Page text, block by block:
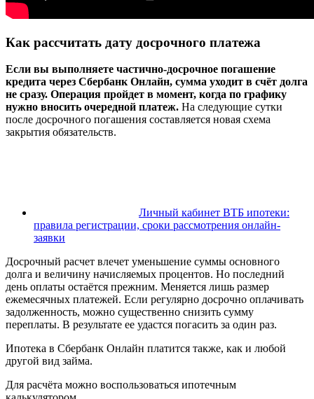
Как рассчитать дату досрочного платежа
Если вы выполняете частично-досрочное погашение
кредита через Сбербанк Онлайн, сумма уходит в счёт долга
не сразу. Операция пройдет в момент, когда по графику
нужно вносить очередной платеж. На следующие сутки
после досрочного погашения составляется новая схема
закрытия обязательств.
Личный кабинет ВТБ ипотеки:
правила регистрации, сроки рассмотрения онлайн-
заявки
Досрочный расчет влечет уменьшение суммы основного
долга и величину начисляемых процентов. Но последний
день оплаты остаётся прежним. Меняется лишь размер
ежемесячных платежей. Если регулярно досрочно оплачивать
задолженность, можно существенно снизить сумму
переплаты. В результате ее удастся погасить за один раз.
Ипотека в Сбербанк Онлайн платится также, как и любой
другой вид займа.
Для расчёта можно воспользоваться ипотечным